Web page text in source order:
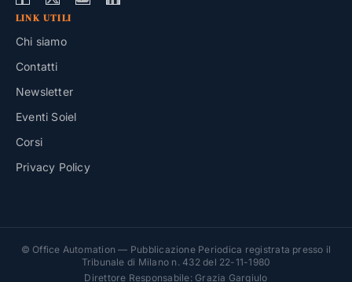
LINK UTILI
Chi siamo
Contatti
Newsletter
Eventi Soiel
Corsi
Privacy Policy
© Office Automation — Pubblicazione Periodica registrata presso il
Tribunale di Milano n. 432 del 22-11-1980
Direttore Responsabile: Grazia Gargiulo